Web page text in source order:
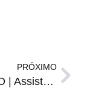
PRÓXIMO
EM VÍDEO | Assista o ESPORTE TODO DIA desta quarta-feira, 18 de dezembro